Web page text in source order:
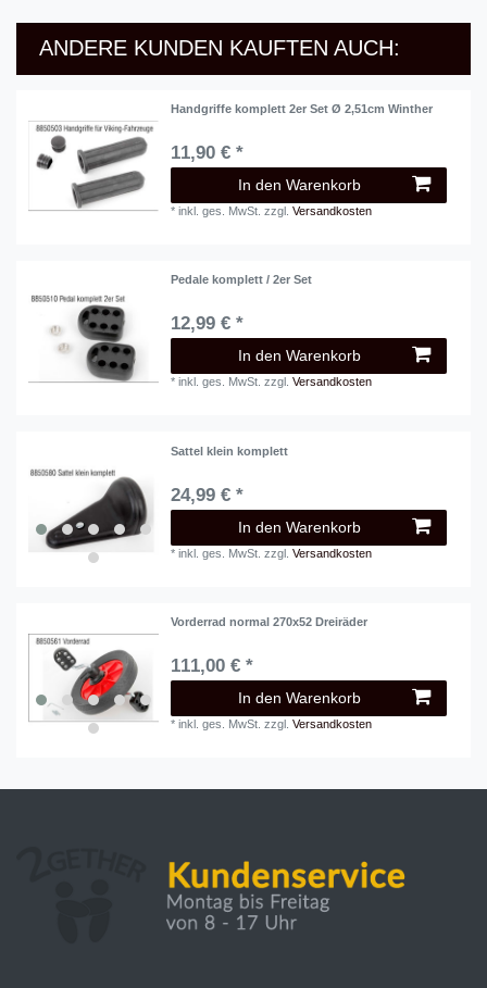
ANDERE KUNDEN KAUFTEN AUCH:
Handgriffe komplett 2er Set Ø 2,51cm Winther
11,90 € *
In den Warenkorb
*inkl. ges. MwSt. zzgl.Versandkosten
Pedale komplett / 2er Set
12,99 € *
In den Warenkorb
*inkl. ges. MwSt. zzgl.Versandkosten
Sattel klein komplett
24,99 € *
In den Warenkorb
*inkl. ges. MwSt. zzgl.Versandkosten
Vorderrad normal 270x52 Dreiräder
111,00 € *
In den Warenkorb
*inkl. ges. MwSt. zzgl.Versandkosten